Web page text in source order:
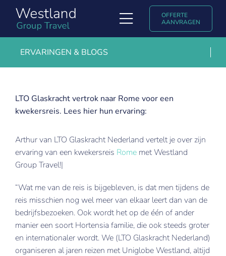
inhoud
Toggle
Ontdek Westland Group Travel
Populaire reisbestemmingen
Contact
English
OFFERTE
AANVRAGEN
ERVARINGEN & BLOGS
LTO Glaskracht vertrok naar Rome voor een
kwekersreis. Lees hier hun ervaring:
Arthur van LTO Glaskracht Nederland vertelt je over zijn
ervaring van een kwekersreis Romemet Westland
Group Travel!|
“Wat me van de reis is bijgebleven, is dat men tijdens de
reis misschien nog wel meer van elkaar leert dan van de
bedrijfsbezoeken. Ook wordt het op de één of ander
manier een soort Hortensia familie, die ook steeds groter
en internationaler wordt. We (LTO Glaskracht Nederland)
organiseren al jaren reizen met Uniglobe Westland, altijd